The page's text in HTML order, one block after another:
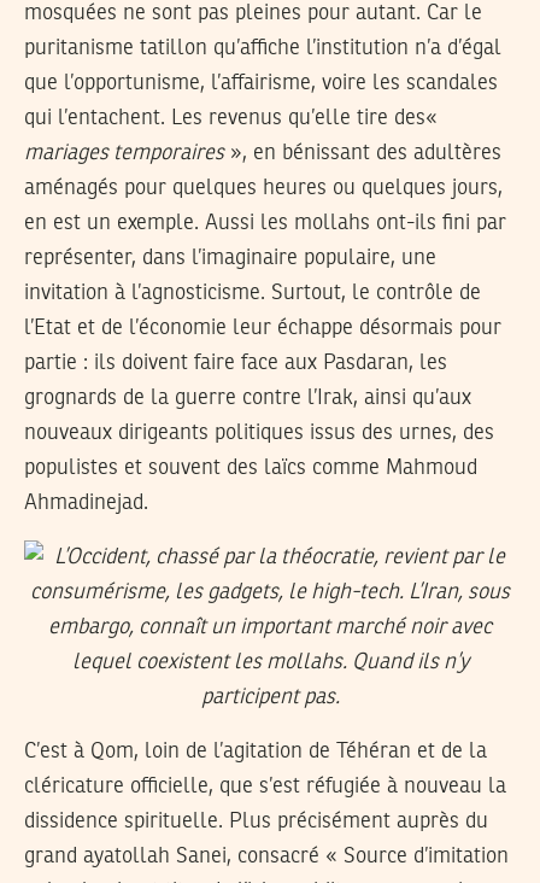
mosquées ne sont pas pleines pour autant. Car le
puritanisme tatillon qu’affiche l’institution n’a d’égal
que l’opportunisme, l’affairisme, voire les scandales
qui l’entachent. Les revenus qu’elle tire des«
mariages temporaires», en bénissant des adultères
aménagés pour quelques heures ou quelques jours,
en est un exemple. Aussi les mollahs ont-ils fini par
représenter, dans l’imaginaire populaire, une
invitation à l’agnosticisme. Surtout, le contrôle de
l’Etat et de l’économie leur échappe désormais pour
partie : ils doivent faire face aux Pasdaran, les
grognards de la guerre contre l’Irak, ainsi qu’aux
nouveaux dirigeants politiques issus des urnes, des
populistes et souvent des laïcs comme Mahmoud
Ahmadinejad.
C’est à Qom, loin de l’agitation de Téhéran et de la
cléricature officielle, que s’est réfugiée à nouveau la
dissidence spirituelle. Plus précisément auprès du
grand ayatollah Sanei, consacré « Source d’imitation